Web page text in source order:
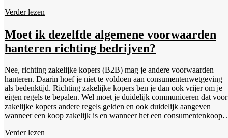
om jouw keurmerk toe te voegen middels de standaard HTML
prefereren we die optie boven deze standaard optie van Lightspeed.
Het voordeel van onze eigen bannercodes is namelijk dat deze de
sidebar kunnen openen binnen je eigen website en een mouse-over
nieuw tabblad opent bij het klikken op het keurmerk. 1. Navigeer
binnen je Lightspeed backend naar Design &gt; Keurmerken. Klik
hiertoe op de knop &lsquo;Toevoegen&rsquo;. 2. Vul bij naam
bijvoorbeeld "WebwinkelKeur" of "WebwinkelKeur: Keurmerk +
Reviews" in. 3. Vul bij Afbeeldings-URL een URL van een banner
welke je vindt in je WebwinkelKeur dashboard onder Promotie &gt;
Banners. De URL is het gedeelte dat staat tussen src="...". 4. Vul bij
Link-URL de URL in van je ledenpagina. Dit is de URL uit de
Verder lezen
Moet ik dezelfde algemene voorwaarden
hanteren richting bedrijven?
Nee, richting zakelijke kopers (B2B) mag je andere voorwaarden
hanteren. Daarin hoef je niet te voldoen aan consumentenwetgeving
als bedenktijd. Richting zakelijke kopers ben je dan ook vrijer om je
eigen regels te bepalen. Wel moet je duidelijk communiceren dat voor
zakelijke kopers andere regels gelden en ook duidelijk aangeven
wanneer een koop zakelijk is en wanneer het een consumentenkoop
dan ook voor om dezelfde voorwaarden richting consumenten en
Verder lezen